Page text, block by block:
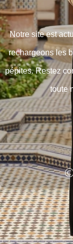
Notre site est
rechargeons les
pépites. Restez
toute